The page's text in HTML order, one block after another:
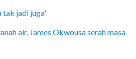
tak jadi juga'
air, James Okwousa serah masa